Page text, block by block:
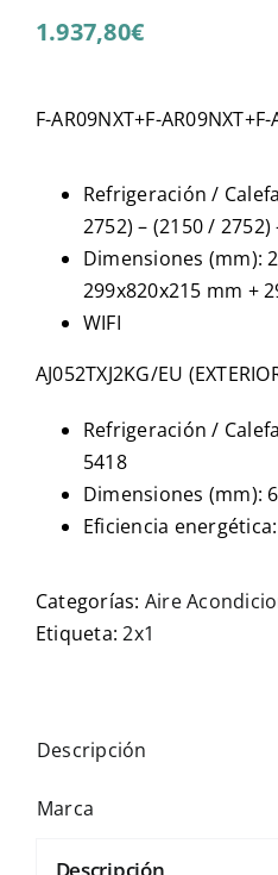
1.937,80€
F-AR09NXT+F-
Refrigeración /
2752) – (2150 / 2752)
Dimensiones (mm):
299x820x215 mm +
WIFI
AJ052TXJ2KG/EU
Refrigeración /
5418
Dimensiones (mm):
Eficiencia
Categorías: Aire
Etiqueta:2x1
Descripción
Marca
Descripción